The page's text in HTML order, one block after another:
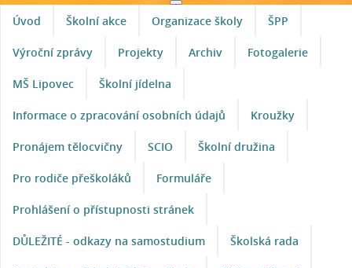
Úvod Školní akce Organizace školy ŠPP
Výroční zprávy Projekty Archiv Fotogalerie
MŠ Lipovec Školní jídelna
Informace o zpracování osobních údajů Kroužky
Pronájem tělocvičny SCIO Školní družina
Pro rodiče přeškoláků Formuláře
Prohlášení o přístupnosti stránek
DŮLEŽITÉ - odkazy na samostudium Školská rada